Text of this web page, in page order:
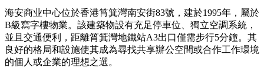
海安商业中心位於香港筲箕灣南安街83號，建於1995年，屬於
B級寫字樓物業。該建築物設有充足停車位、獨立空調系統，
並且交通便利，距離筲箕灣地鐵站A3出口僅需步行5分鐘。其
良好的格局和設施使其成為尋找共享辦公空間或合作工作環境
的個人或企業的理想之選。